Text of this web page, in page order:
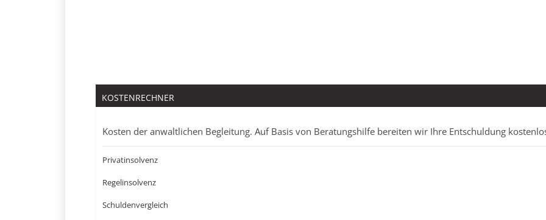
KOSTENRECHNER
Kosten der anwaltlichen Begleitung. Auf Basis von Beratungshilfe bereiten wir Ihre Entschuldung
Privatinsolvenz
Regelinsolvenz
Schuldenvergleich